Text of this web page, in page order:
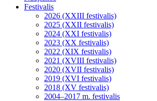
Festivalis
2026 (XXIII festivalis)
2025 (XXII festivalis)
2024 (XXI festivalis)
2023 (XX festivalis)
2022 (XIX festivalis)
2021 (XVIII festivalis)
2020 (XVII festivalis)
2019 (XVI festivalis)
2018 (XV festivalis)
2004–2017 m. festivalis